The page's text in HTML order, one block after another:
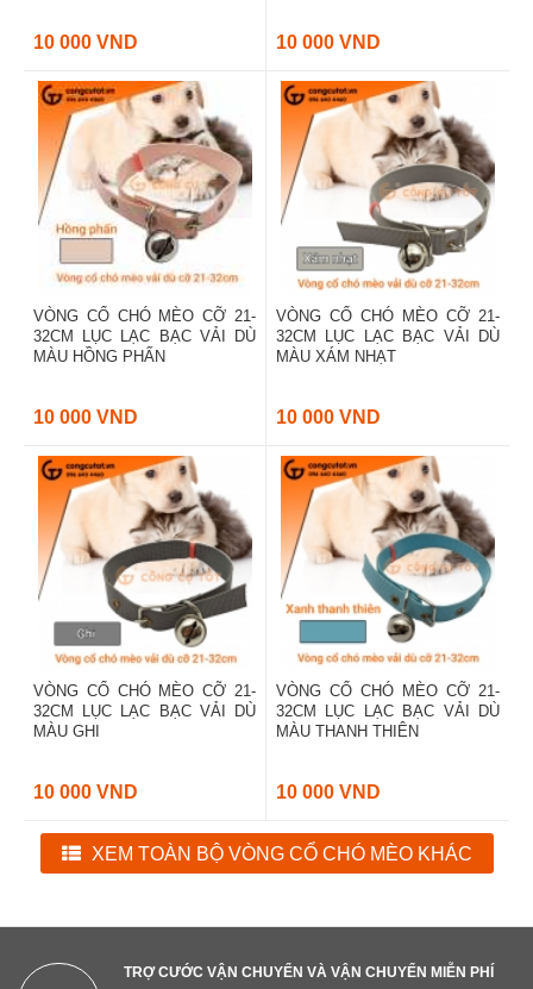
10 000 VND 10 000 VND
VÒNG CỔ CHÓ MÈO CỠ 21-
32CM LỤC LẠC BẠC VẢI DÙ
MÀU HỒNG PHẤN
10 000 VND
VÒNG CỔ CHÓ MÈO CỠ 21-
32CM LỤC LẠC BẠC VẢI DÙ
MÀU XÁM NHẠT
10 000 VND
VÒNG CỔ CHÓ MÈO CỠ 21-
32CM LỤC LẠC BẠC VẢI DÙ
MÀU GHI
10 000 VND
VÒNG CỔ CHÓ MÈO CỠ 21-
32CM LỤC LẠC BẠC VẢI DÙ
MÀU THANH THIÊN
10 000 VND
XEM TOÀN BỘ VÒNG CỔ CHÓ MÈO KHÁC
TRỢ CƯỚC VẬN CHUYỂN VÀ VẬN CHUYỂN MIỄN PHÍ